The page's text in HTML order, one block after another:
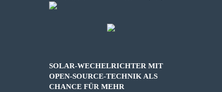
SOLAR-WECHELRICHTER MIT
OPEN-SOURCE-TECHNIK ALS
CHANCE FÜR MEHR